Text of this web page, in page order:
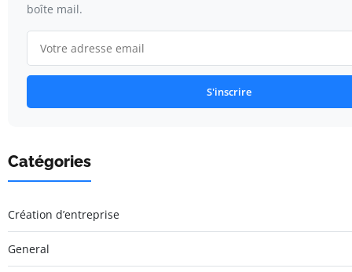
boîte mail.
S'inscrire
Catégories
Création d’entreprise
General